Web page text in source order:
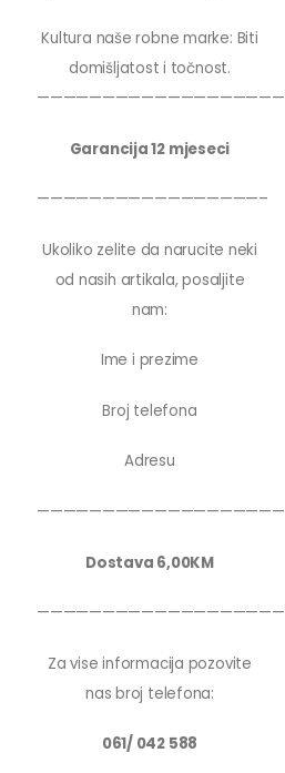
Kultura naše robne marke: Biti
domišljatost i točnost.
Garancija 12 mjeseci
—————————————————–
Ukoliko zelite da narucite neki
od nasih artikala, posaljite
nam:
Ime i prezime
Broj telefona
Adresu
———————————————————
Dostava 6,00KM
———————————————————
Za vise informacija pozovite
nas broj telefona:
061/ 042 588